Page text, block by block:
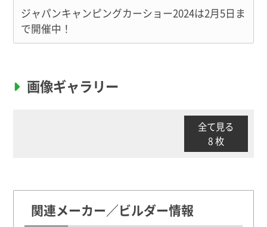
ジャパンキャンピングカーショー2024は2月5日ま
で開催中！
画像ギャラリー
全て見る
8 枚
関連メーカー／ビルダー情報